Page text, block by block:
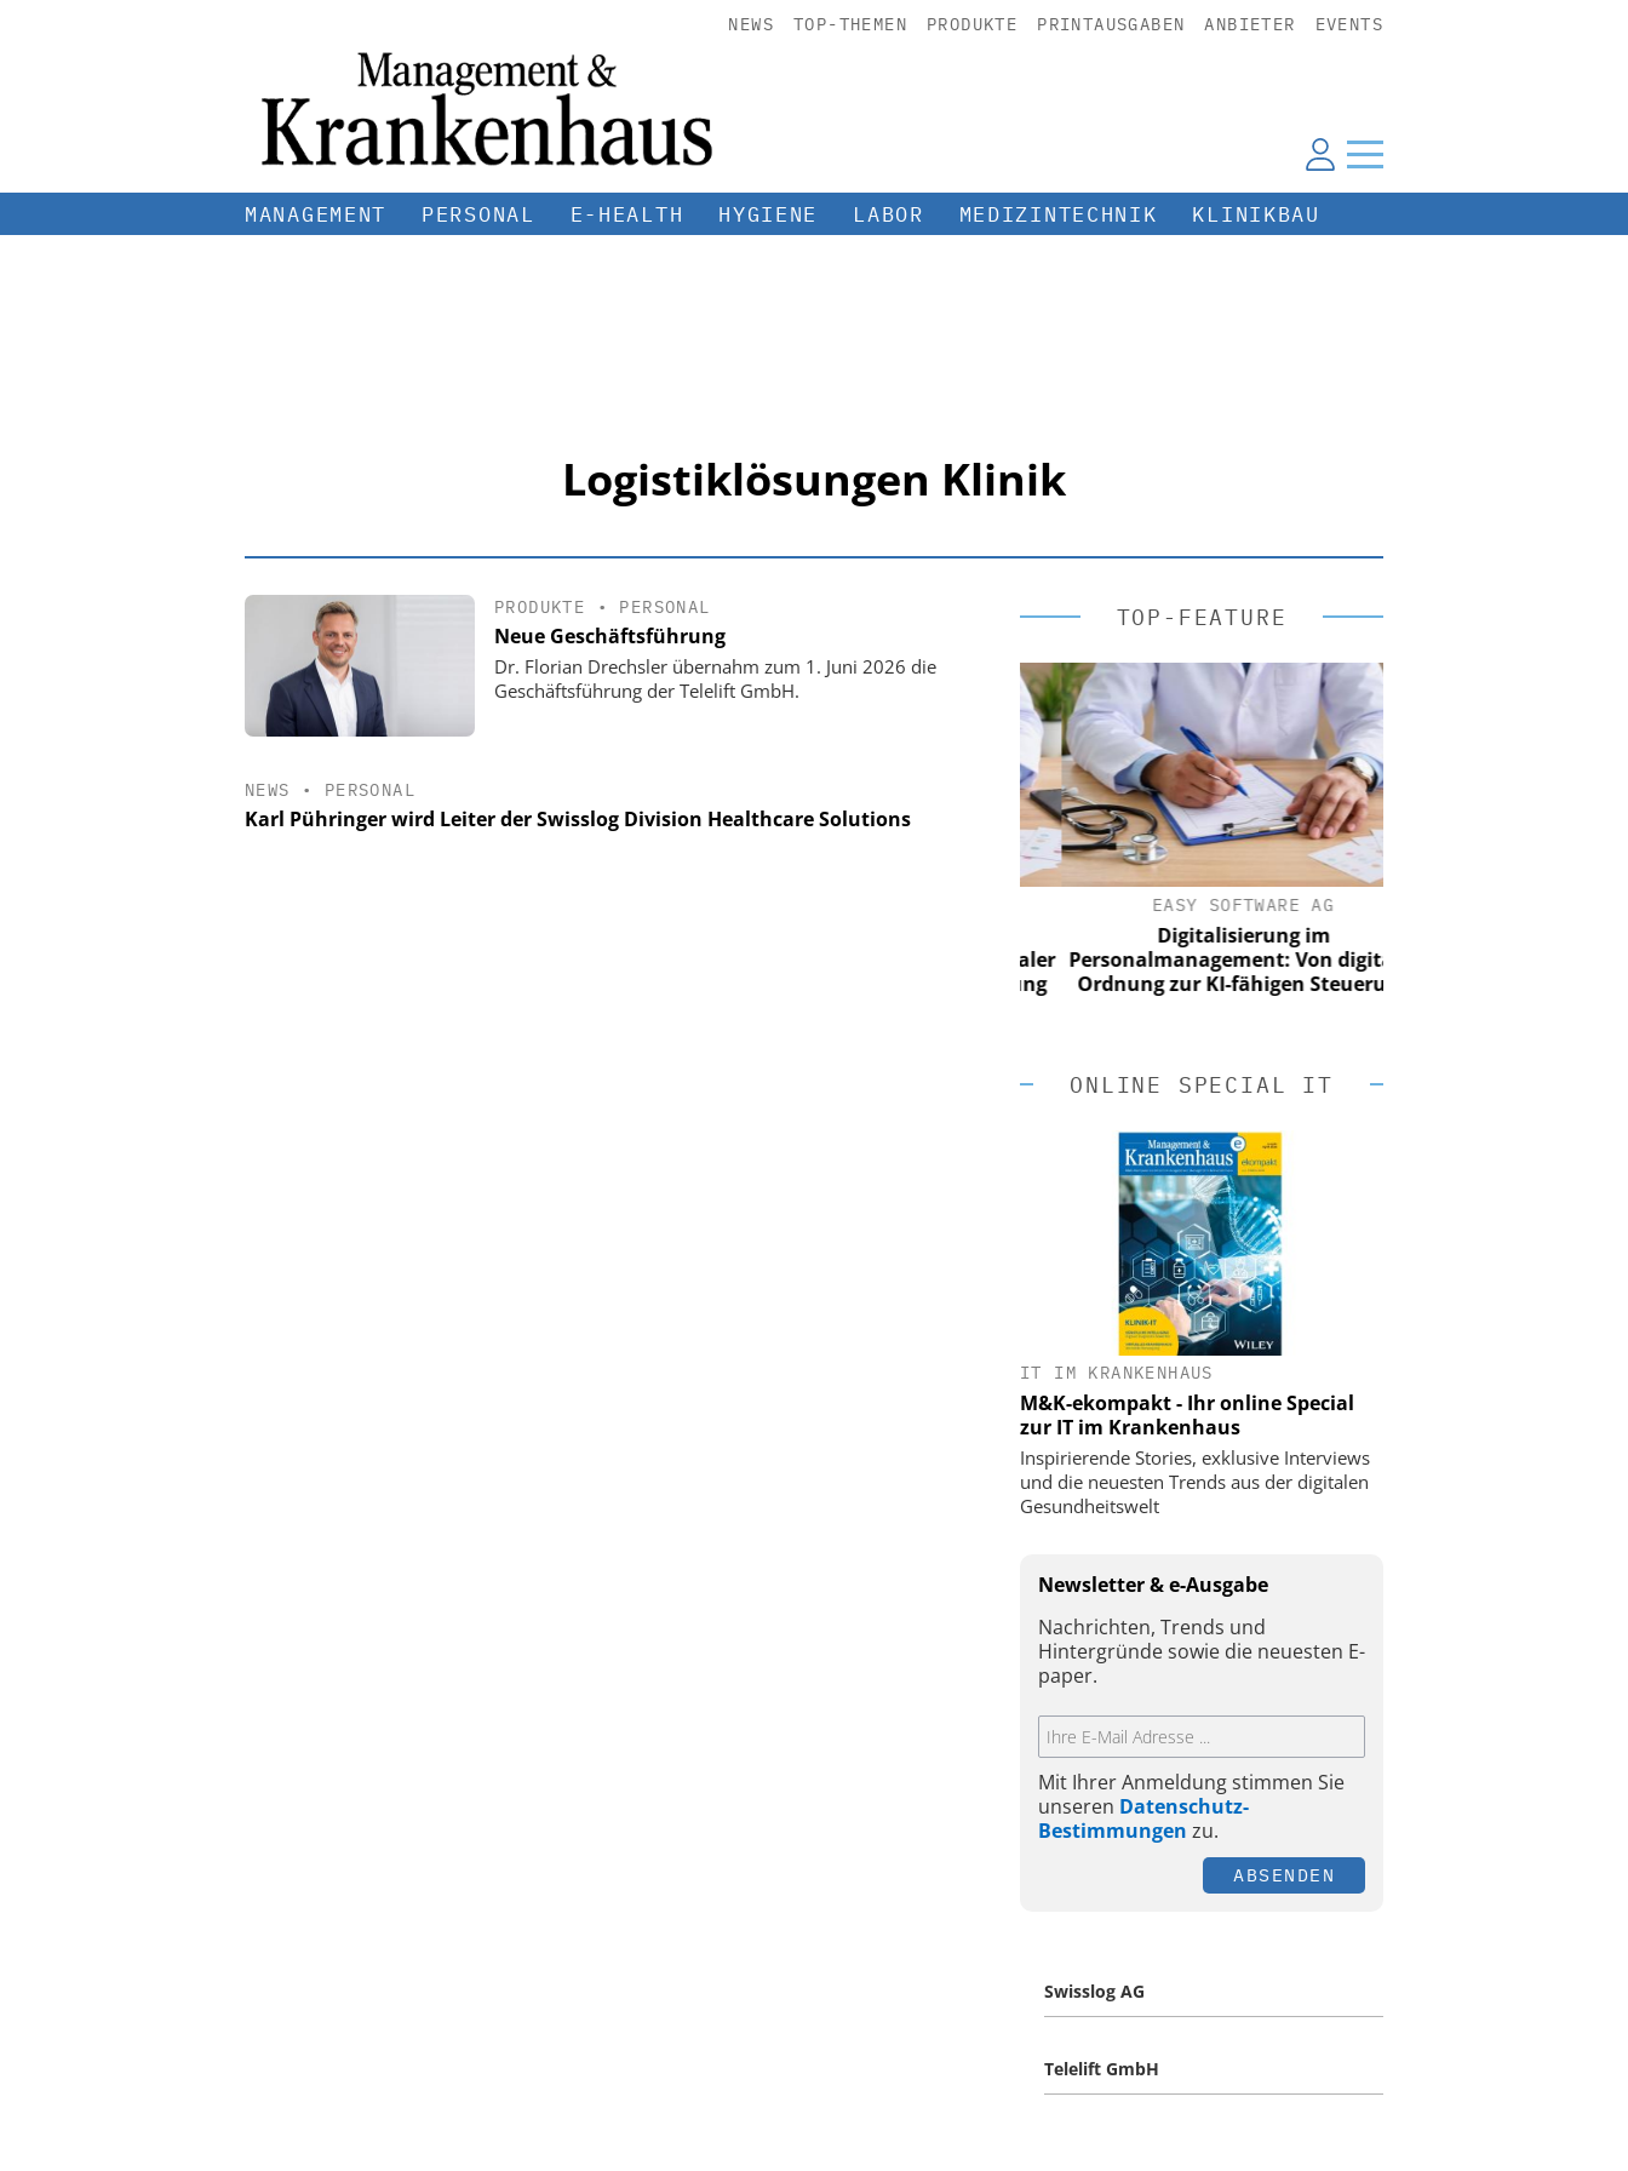
NEWS TOP-THEMEN PRODUKTE PRINTAUSGABEN ANBIETER EVENTS
MANAGEMENT PERSONAL E-HEALTH HYGIENE LABOR MEDIZINTECHNIK KLINIKBAU
Logistiklösungen Klinik
PRODUKTE • PERSONAL
Neue Geschäftsführung
Dr. Florian Drechsler übernahm zum 1. Juni 2026 die
Geschäftsführung der Telelift GmbH.
NEWS • PERSONAL
Karl Pühringer wird Leiter der Swisslog Division Healthcare Solutions
TOP-FEATURE
Personalmanagement: Von digitaler
EASY SOFTWARE AG
Digitalisierung im
Personalmanagement: Von digitaler
Ordnung zur KI-fähigen Steuerung
ONLINE SPECIAL IT
IT IM KRANKENHAUS
M&K-ekompakt - Ihr online Special
zur IT im Krankenhaus
Inspirierende Stories, exklusive Interviews
und die neuesten Trends aus der digitalen
Gesundheitswelt
Newsletter & e-Ausgabe
Nachrichten, Trends und
Hintergründe sowie die neuesten E-
paper.
Mit Ihrer Anmeldung stimmen Sie
unseren Datenschutz-
Bestimmungen zu.
ABSENDEN
Swisslog AG
Telelift GmbH